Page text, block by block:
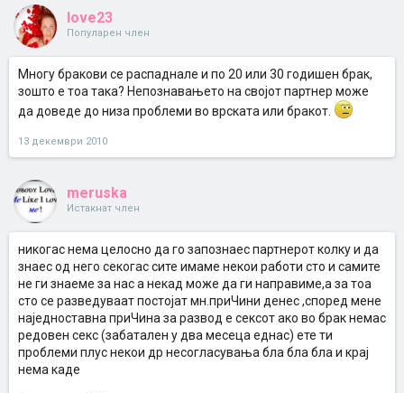
love23
Популарен член
Многу бракови се распаднале и по 20 или 30 годишен брак,
зошто е тоа така? Непознавањето на својот партнер може
да доведе до низа проблеми во врската или бракот.
13 декември 2010
meruska
Истакнат член
никогас нема целосно да го запознаес партнерот колку и да
знаес од него секогас сите имаме некои работи сто и самите
не ги знаеме за нас а некад може да ги направиме,а за тоа
сто се разведуваат постојат мн.приЧини денес ,според мене
наједноставна приЧина за развод е сексот ако во брак немас
редовен секс (забатален у два месеца еднас) ете ти
проблеми плус некои др несогласувања бла бла бла и крај
нема каде